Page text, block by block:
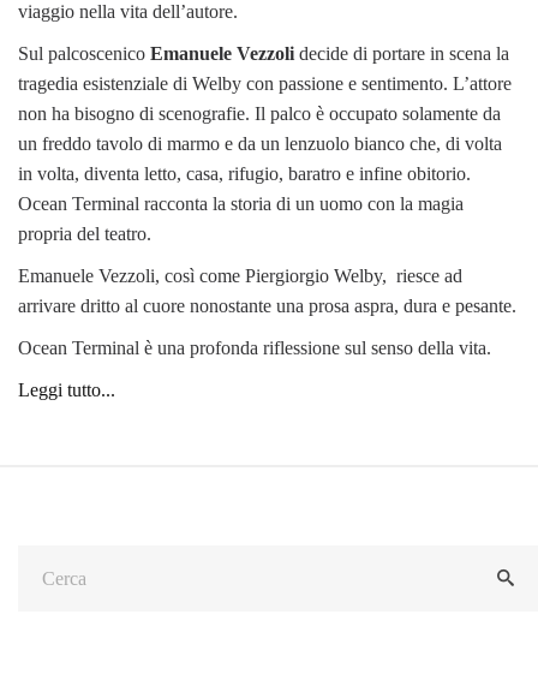
viaggio nella vita dell’autore.
Sul palcoscenico Emanuele Vezzolidecide di portare in scena la
tragedia esistenziale di Welby con passione e sentimento. L’attore
non ha bisogno di scenografie. Il palco è occupato solamente da
un freddo tavolo di marmo e da un lenzuolo bianco che, di volta
in volta, diventa letto, casa, rifugio, baratro e infine obitorio.
Ocean Terminal racconta la storia di un uomo con la magia
propria del teatro.
Emanuele Vezzoli, così come Piergiorgio Welby, riesce ad
arrivare dritto al cuore nonostante una prosa aspra, dura e pesante.
Ocean Terminal è una profonda riflessione sul senso della vita.
Leggi tutto...